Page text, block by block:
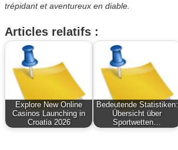
trépidant et aventureux en diable.
Articles relatifs :
Explore New Online
Casinos Launching in
Croatia 2026
Bedeutende Statistiken:
Übersicht über
Sportwetten…